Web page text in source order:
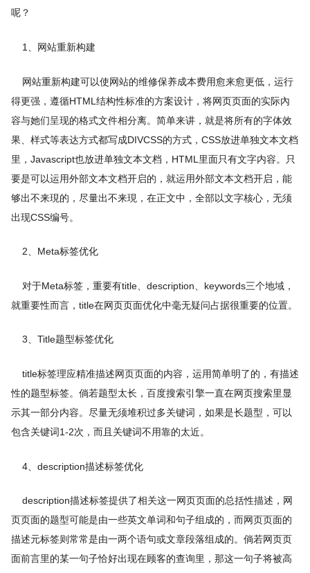
呢？
1、网站重新构建
网站重新构建可以使网站的维修保养成本费用愈来愈更低，运行
得更强，遵循HTML结构性标准的方案设计，将网页页面的实际內
容与她们呈现的格式文件相分离。简单来讲，就是将所有的字体效
果、样式等表达方式都写成DIVCSS的方式，CSS放进单独文本文档
里，Javascript也放进单独文本文档，HTML里面只有文字内容。只
要是可以运用外部文本文档开启的，就运用外部文本文档开启，能
够出不来現的，尽量出不来現，在正文中，全部以文字核心，无须
出现CSS编号。
2、Meta标签优化
对于Meta标签，重要有title、description、keywords三个地域，
就重要性而言，title在网页页面优化中毫无疑问占据很重要的位置。
3、Title题型标签优化
title标签理应精准描述网页页面的内容，运用简单明了的，有描述
性的题型标签。倘若题型太长，百度搜索引擎一直在网页搜索里显
示其一部分内容。尽量无须堆积过多关键词，如果是长题型，可以
包含关键词1-2次，而且关键词不用靠的太近。
4、description描述标签优化
description描述标签提供了相关这一网页页面的总括性描述，网
页页面的题型可能是由一些英文单词和句子组成的，而网页页面的
描述元标签则常常是由一两个语句或文章段落组成的。倘若网页页
面前言里的某一句子恰好出现在顾客的查询里，那这一句子将被高